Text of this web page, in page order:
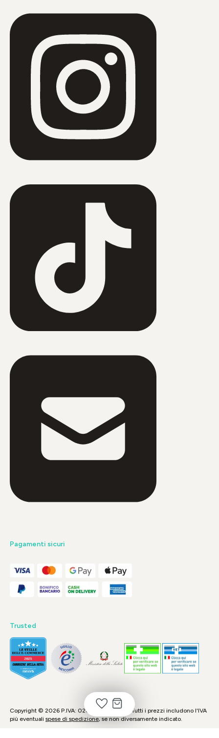
Pagamenti sicuri
Trusted
Copyright © 2026 P.IVA: 02048690974 - * Tutti i prezzi includono l'IVA
più eventuali spese di spedizione, se non diversamente indicato.